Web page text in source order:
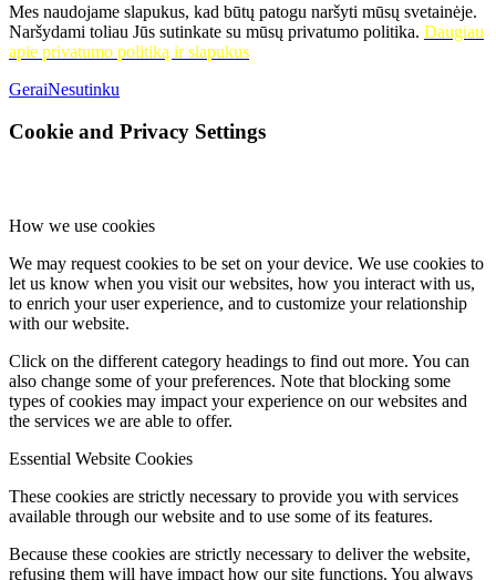
Mes naudojame slapukus, kad būtų patogu naršyti mūsų svetainėje.
Naršydami toliau Jūs sutinkate su mūsų privatumo politika. Daugiau
apie privatumo politiką ir slapukus
GeraiNesutinku
Cookie and Privacy Settings
How we use cookies
We may request cookies to be set on your device. We use cookies to
let us know when you visit our websites, how you interact with us,
to enrich your user experience, and to customize your relationship
with our website.
Click on the different category headings to find out more. You can
also change some of your preferences. Note that blocking some
types of cookies may impact your experience on our websites and
the services we are able to offer.
Essential Website Cookies
These cookies are strictly necessary to provide you with services
available through our website and to use some of its features.
Because these cookies are strictly necessary to deliver the website,
refusing them will have impact how our site functions. You always